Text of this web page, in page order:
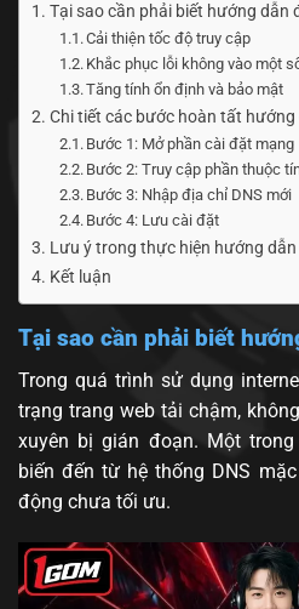
Tại sao cần phải biết hướng dẫn
Cải thiện tốc độ truy cập
Khắc phục lỗi không vào một
Tăng tính ổn định và bảo mật
Chi tiết các bước hoàn tất hướng
Bước 1: Mở phần cài đặt mạng
Bước 2: Truy cập phần thuộc
Bước 3: Nhập địa chỉ DNS mới
Bước 4: Lưu cài đặt
Lưu ý trong thực hiện hướng dẫn
Kết luận
Tại sao cần phải biết
Trong quá trình sử dụng
trạng trang web tải chậm,
xuyên bị gián đoạn. Một
biến đến từ hệ thống DNS
động chưa tối ưu.